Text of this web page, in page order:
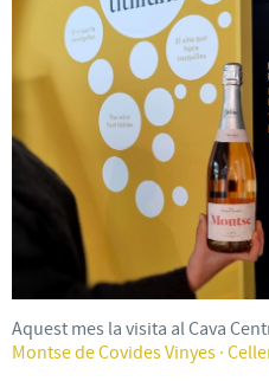
Aquest mes la visita al Cava
Montse de Covides Vinyes ·